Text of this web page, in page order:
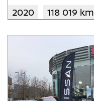
2020
118 019 km